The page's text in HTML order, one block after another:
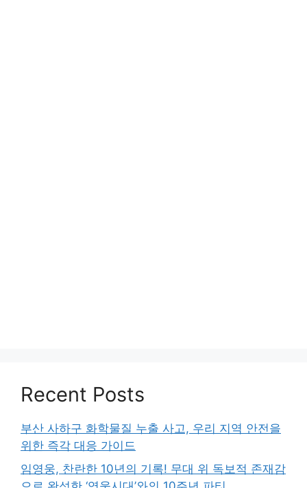
Recent Posts
부산 사하구 화학물질 누출 사고, 우리 지역 안전을
위한 즉각 대응 가이드
임영웅, 찬란한 10년의 기록! 무대 위 독보적 존재감